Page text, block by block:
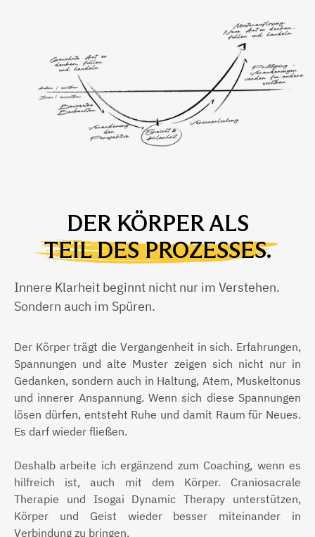
DER KÖRPER ALS
TEIL DES PROZESSES.
Innere Klarheit beginnt nicht nur im Verstehen.
Sondern auch im Spüren.
Der Körper trägt die Vergangenheit in sich. Erfahrungen,
Spannungen und alte Muster zeigen sich nicht nur in
Gedanken, sondern auch in Haltung, Atem, Muskeltonus
und innerer Anspannung. Wenn sich diese Spannungen
lösen dürfen, entsteht Ruhe und damit Raum für Neues.
Es darf wieder fließen.
Deshalb arbeite ich ergänzend zum Coaching, wenn es
hilfreich ist, auch mit dem Körper. Craniosacrale
Therapie und Isogai Dynamic Therapy unterstützen,
Körper und Geist wieder besser miteinander in
Verbindung zu bringen.